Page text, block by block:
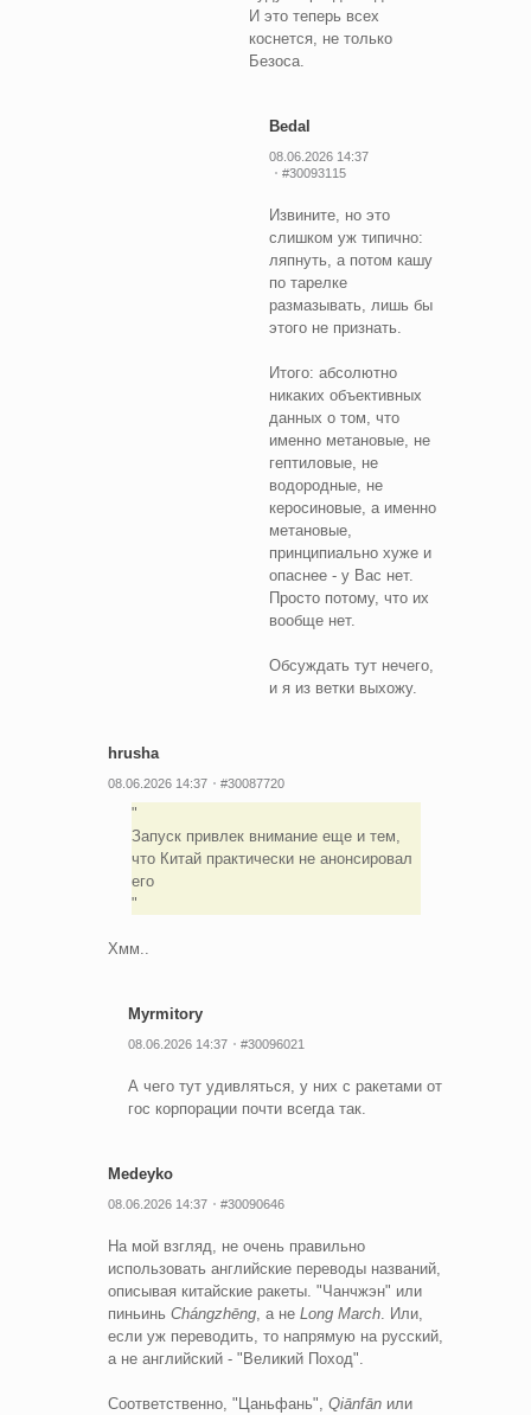
И это теперь всех
коснется, не только
Безоса.
Bedal
08.06.2026 14:37
#30093115
Извините, но это
слишком уж типично:
ляпнуть, а потом кашу
по тарелке
размазывать, лишь бы
этого не признать.
Итого: абсолютно
никаких объективных
данных о том, что
именно метановые, не
гептиловые, не
водородные, не
керосиновые, а именно
метановые,
принципиально хуже и
опаснее - у Вас нет.
Просто потому, что их
вообще нет.
Обсуждать тут нечего,
и я из ветки выхожу.
hrusha
08.06.2026 14:37 #30087720
Запуск привлек внимание еще и тем,
что Китай практически не анонсировал
его
Хмм..
Myrmitory
08.06.2026 14:37 #30096021
А чего тут удивляться, у них с ракетами от
гос корпорации почти всегда так.
Medeyko
08.06.2026 14:37 #30090646
На мой взгляд, не очень правильно
использовать английские переводы названий,
описывая китайские ракеты. "Чанчжэн" или
пиньинь Chángzhēng, а не Long March. Или,
если уж переводить, то напрямую на русский,
а не английский - "Великий Поход".
Соответственно, "Цаньфань", Qiānfān или